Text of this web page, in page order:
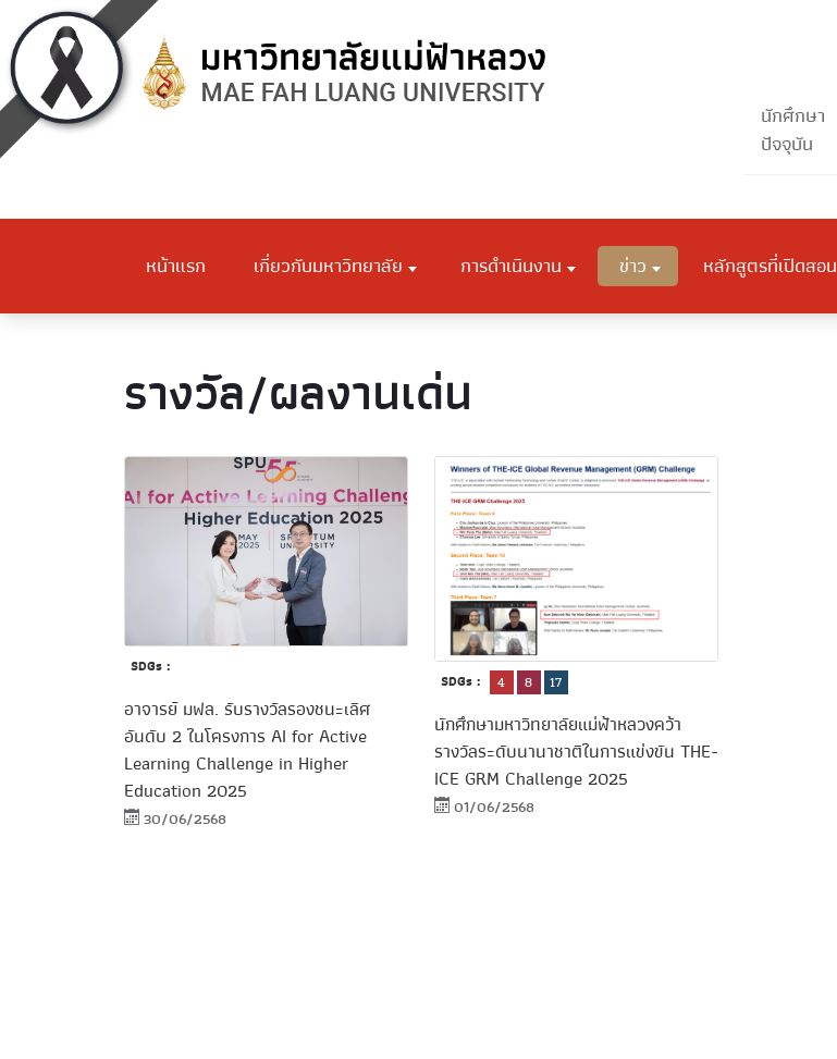
นักศึกษา
ปัจจุบัน
หน้าแรก เกี่ยวกับมหาวิทยาลัย การดำเนินงาน ข่าว หลักสูตรที่เปิดสอน
รางวัล/ผลงานเด่น
SDGs :
อาจารย์ มฟล. รับรางวัลรองชนะเลิศ
อันดับ 2 ในโครงการ AI for Active
Learning Challenge in Higher
Education 2025
30/06/2568
SDGs : 4 8 17
นักศึกษามหาวิทยาลัยแม่ฟ้าหลวงคว้า
รางวัลระดับนานาชาติในการแข่งขัน THE-
ICE GRM Challenge 2025
01/06/2568